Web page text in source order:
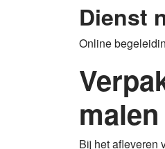
Dienst
Online
Bij het afleveren